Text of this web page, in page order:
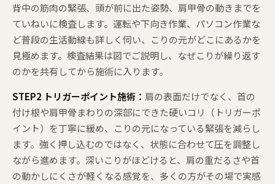
背中の筋肉の緊張、頭が前に出た姿勢、肩甲骨の動きまでを
ていねいに検査します。運転や下向き作業、パソコン作業な
ど普段の生活動線も詳しく伺い、こりの元がどこにあるかを
見極めます。検査結果は図でご説明し、なぜこりが繰り返す
のかを共有してから施術に入ります。
STEP2 トリガーポイント施術： 肩の表面だけでなく、首の
付け根や肩甲骨まわりの深部にできた硬いコリ（トリガーポ
イント）を丁寧に緩め、こりの元になっている緊張を減らし
ます。強く押し込むのではなく、状態に合わせて圧を調整し
ながら進めます。深いこりがほどけると、肩の重だるさや首
の動かしにくさが軽くなる感覚を、多くの方がその場で実感